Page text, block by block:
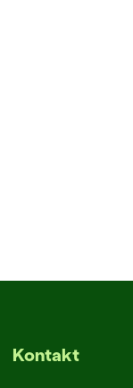
Kontakt